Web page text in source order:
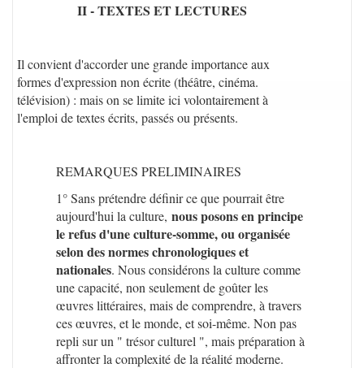
II - TEXTES ET LECTURES
Il convient d'accorder une grande importance aux
formes d'expression non écrite (théâtre, cinéma.
télévision) : mais on se limite ici volontairement à
l'emploi de textes écrits, passés ou présents.
REMARQUES PRELIMINAIRES
1° Sans prétendre définir ce que pourrait être
aujourd'hui la culture, nous posons en principe
le refus d'une culture-somme, ou organisée
selon des normes chronologiques et
nationales. Nous considérons la culture comme
une capacité, non seulement de goûter les
œuvres littéraires, mais de comprendre, à travers
ces œuvres, et le monde, et soi-même. Non pas
repli sur un " trésor culturel ", mais préparation à
affronter la complexité de la réalité moderne.